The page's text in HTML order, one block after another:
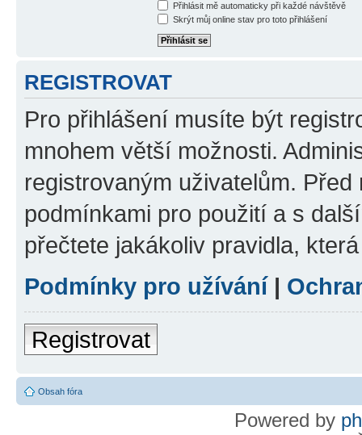
Přihlásit mě automaticky při každé návštěvě
Skrýt můj online stav pro toto přihlášení
REGISTROVAT
Pro přihlášení musíte být
mnohem větší možnosti.
registrovaným uživatelům.
podmínkami pro použití a s
přečtete jakákoliv pravidla,
Podmínky pro užívání|
Registrovat
Obsah fóra
Powered by